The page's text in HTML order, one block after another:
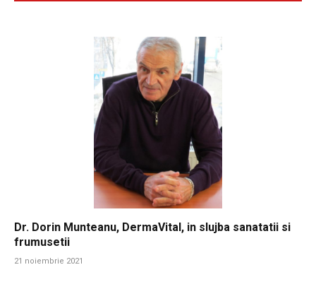
Dr. Dorin Munteanu, DermaVital, in slujba sanatatii si
frumusetii
21 noiembrie 2021